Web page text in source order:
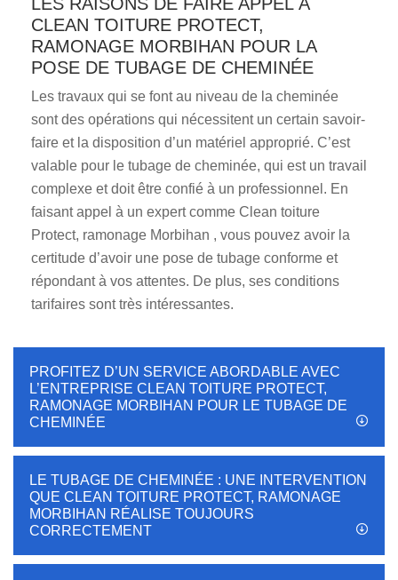
CLEAN TOITURE PROTECT,
RAMONAGE MORBIHAN POUR LA
POSE DE TUBAGE DE CHEMINÉE
Les travaux qui se font au niveau de la cheminée
sont des opérations qui nécessitent un certain savoir-
faire et la disposition d’un matériel approprié. C’est
valable pour le tubage de cheminée, qui est un travail
complexe et doit être confié à un professionnel. En
faisant appel à un expert comme Clean toiture
Protect, ramonage Morbihan , vous pouvez avoir la
certitude d’avoir une pose de tubage conforme et
répondant à vos attentes. De plus, ses conditions
tarifaires sont très intéressantes.
PROFITEZ D’UN SERVICE ABORDABLE AVEC
L’ENTREPRISE CLEAN TOITURE PROTECT,
RAMONAGE MORBIHAN POUR LE TUBAGE DE
CHEMINÉE
LE TUBAGE DE CHEMINÉE : UNE INTERVENTION
QUE CLEAN TOITURE PROTECT, RAMONAGE
MORBIHAN RÉALISE TOUJOURS
CORRECTEMENT